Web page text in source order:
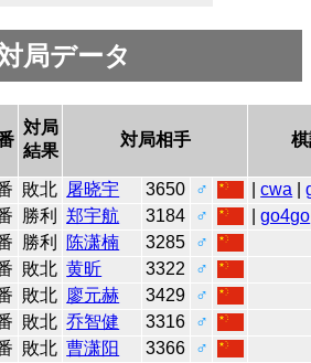
局データ
対局
結果
対局相手
敗北 屠晓宇 3650 ♂ |cwa |
勝利 郑宇航 3184 ♂ |go4go
勝利 陈潇楠 3285
♂
敗北 黄昕 3322
♂
敗北 廖元赫 3429
♂
敗北 乔智健 3316
♂
敗北 曹潇阳 3366
♂